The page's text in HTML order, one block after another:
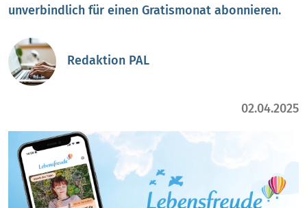
unverbindlich für einen Gratismonat abonnieren.
Redaktion PAL
02.04.2025